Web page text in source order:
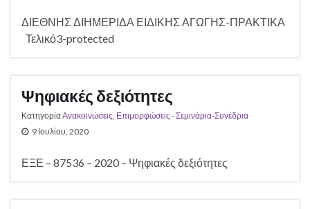
ΔΙΕΘΝΗΣ ΔΙΗΜΕΡΙΔΑ ΕΙΔΙΚΗΣ ΑΓΩΓΗΣ-ΠΡΑΚΤΙΚΑ
Τελικό3-protected
Ψηφιακές δεξιότητες
ΚατηγορίαΑνακοινώσεις Επιμορφώσεις - Σεμινάρια-Συνέδρια
9 Ιουλίου, 2020
ΕΞΕ – 87536 – 2020 – Ψηφιακές δεξιότητες